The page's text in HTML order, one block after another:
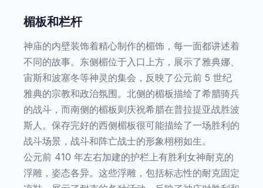
楣板和栏杆
神庙的内壁装饰着精心制作的楣饰，每一面都讲述着
不同的故事。东侧楣位于入口上方，展示了雅典娜、
宙斯和波塞冬等神灵的集会，反映了公元前 5 世纪
雅典的宗教和政治氛围。北侧的楣板描绘了希腊骑兵
的战斗，而南侧的楣板则庆祝希腊在普拉提亚战胜波
斯人。保存完好的西侧楣板很可能描绘了一场胜利的
战斗场景，战斗和阵亡战士的形象栩栩如生。
公元前 410 年左右加建的护栏上有胜利女神耐克的
浮雕，姿态各异。这些浮雕，包括标志性的耐克固定